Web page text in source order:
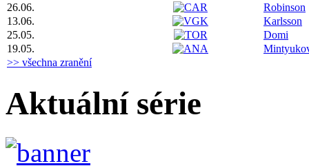
26.06.
Robinson
13.06.
Karlsson
25.05.
Domi
19.05.
>> všechna zranění
Aktuální série